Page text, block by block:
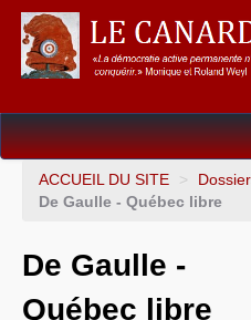
Dossiers
Points de repères
Un éléphant, ça trompe
ACCUEIL DU SITE >
De Gaulle - Québec libre
De Gaulle -
Québec libre